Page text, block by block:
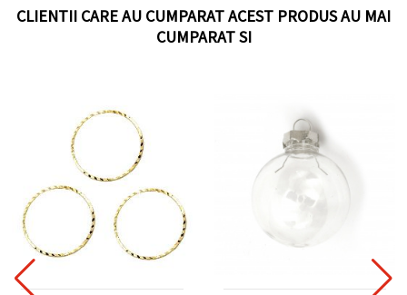
CLIENTII CARE AU CUMPARAT ACEST PRODUS AU MAI
CUMPARAT SI